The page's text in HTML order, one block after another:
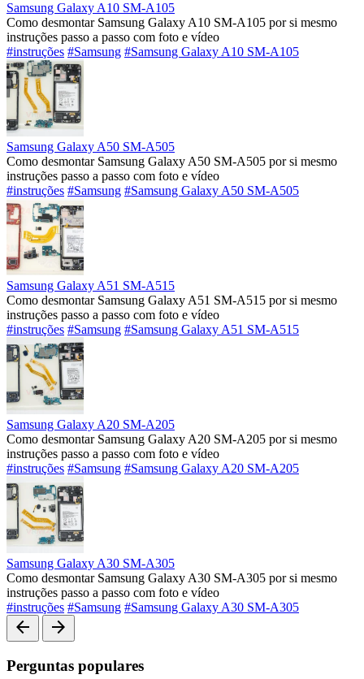
Samsung Galaxy A10 SM-A105
Como desmontar Samsung Galaxy A10 SM-A105 por si mesmo
instruções passo a passo com foto e vídeo
#instruções #Samsung #Samsung Galaxy A10 SM-A105
Samsung Galaxy A50 SM-A505
Como desmontar Samsung Galaxy A50 SM-A505 por si mesmo
instruções passo a passo com foto e vídeo
#instruções #Samsung #Samsung Galaxy A50 SM-A505
Samsung Galaxy A51 SM-A515
Como desmontar Samsung Galaxy A51 SM-A515 por si mesmo
instruções passo a passo com foto e vídeo
#instruções #Samsung #Samsung Galaxy A51 SM-A515
Samsung Galaxy A20 SM-A205
Como desmontar Samsung Galaxy A20 SM-A205 por si mesmo
instruções passo a passo com foto e vídeo
#instruções #Samsung #Samsung Galaxy A20 SM-A205
Samsung Galaxy A30 SM-A305
Como desmontar Samsung Galaxy A30 SM-A305 por si mesmo
instruções passo a passo com foto e vídeo
#instruções #Samsung #Samsung Galaxy A30 SM-A305
arrow_back arrow_forward
Perguntas populares